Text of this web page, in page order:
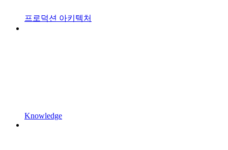
프로덕션 아키텍처
Knowledge